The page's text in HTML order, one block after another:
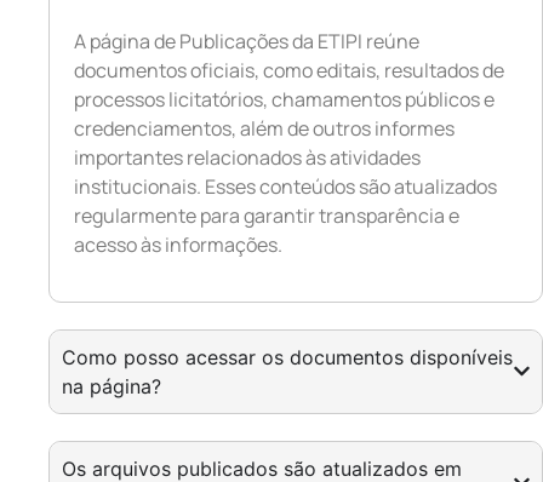
A página de Publicações da ETIPI reúne
documentos oficiais, como editais, resultados de
processos licitatórios, chamamentos públicos e
credenciamentos, além de outros informes
importantes relacionados às atividades
institucionais. Esses conteúdos são atualizados
regularmente para garantir transparência e
acesso às informações.
Como posso acessar os documentos disponíveis
na página?
Os arquivos publicados são atualizados em